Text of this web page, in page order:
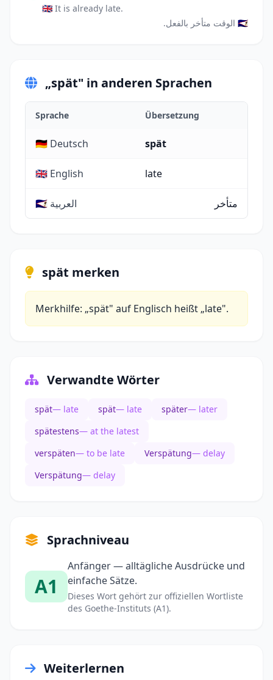
🇬🇧 It is already late.
🇸🇦 الوقت متأخر بالفعل.
„spät" in anderen Sprachen
Sprache Übersetzung
🇩🇪 Deutsch spät
🇬🇧 English late
🇸🇦 العربية متأخر
spät merken
Merkhilfe: „spät" auf Englisch heißt „late".
Verwandte Wörter
spät— late spät— late später— later
spätestens— at the latest
verspäten— to be late Verspätung— delay
Verspätung— delay
Sprachniveau
A1
Anfänger — alltägliche Ausdrücke und
einfache Sätze.
Dieses Wort gehört zur offiziellen Wortliste
des Goethe-Instituts (A1).
Weiterlernen